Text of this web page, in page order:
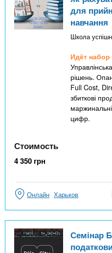
для
навчання
Школа
Идёт набор
рішень.
Full Cost,
збиткові
цифр.
Стоимость
4 350 грн
Онлайн Харьков
Семінар